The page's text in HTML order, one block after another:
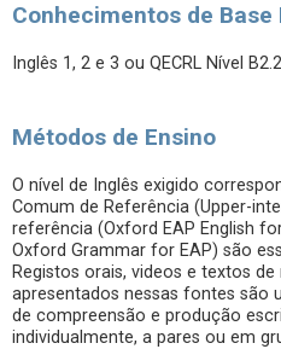
Conhecimentos de Base
Inglês 1, 2 e 3 ou QECRL Nível B2.2
Métodos de Ensino
O nível de Inglês exigido
Comum de Referência (Upper-
referência (Oxford EAP English
Oxford Grammar for EAP) são
Registos orais, videos e textos
apresentados nessas fontes são
de compreensão e produção
individualmente, a pares ou em